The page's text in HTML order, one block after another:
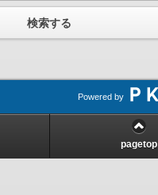
検索する
Powered by
pagetop